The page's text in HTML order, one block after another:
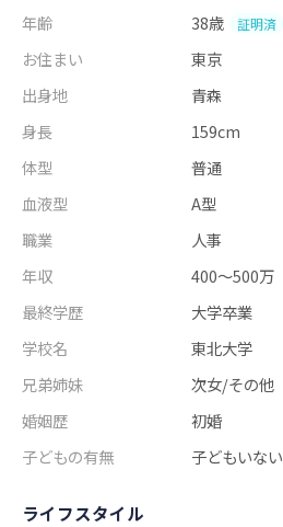
年齢
38歳 証明済
お住まい
東京
出身地
青森
身長
159cm
体型
普通
血液型
A型
職業
人事
年収
400～500万
最終学歴
大学卒業
学校名
東北大学
兄弟姉妹
次女/その他
婚姻歴
初婚
子どもの有無
子どもいない
ライフスタイル